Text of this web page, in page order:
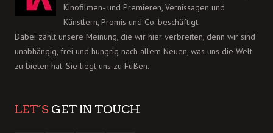
Kinofilmen- und Premieren, Vernissagen und
Künstlern, Promis und Co. beschäftigt.
Dabei zählt unsere Meinung, die wir hier verbreiten, denn wir sind
unabhängig, frei und hungrig nach allem Neuen, was uns die Welt
zu bieten hat. Sie liegt uns zu Füßen.
LET´S GET IN TOUCH